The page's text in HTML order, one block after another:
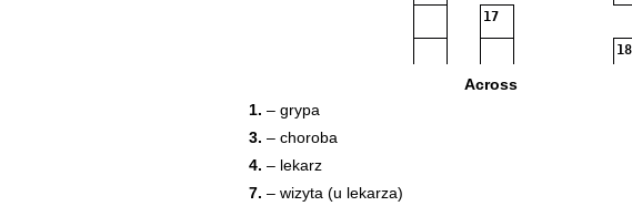
17
18
Across
1. – grypa
3. – choroba
4. – lekarz
7. – wizyta (u lekarza)